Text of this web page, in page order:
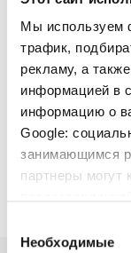
Мы используем
трафик,
рекламу, а
информацией в
информацию о
Google:
занимающимся
партнеры могут
вами их сервисов.
согласия
Необходимые
Хотите
сезон? La
и
опыт
гостиничному
La Costa Beach
и
студентов и